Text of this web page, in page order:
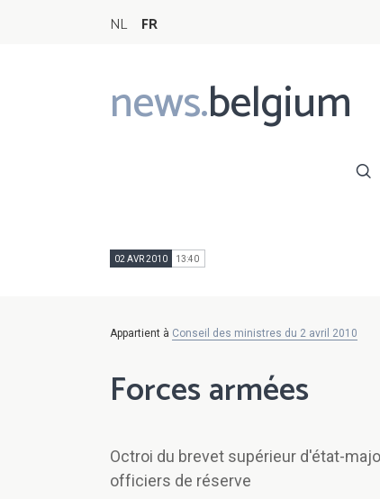
NL FR
news.belgium
Main
navigation
02 AVR 2010 13:40
Appartient à Conseil des ministres du 2 avril 2010
Forces armées
Octroi du brevet supérieur d'état-
officiers de réserve